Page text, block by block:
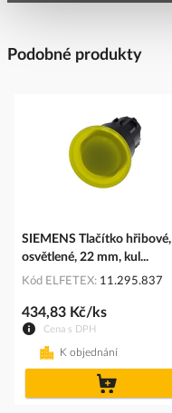
Podobné produkty
SIEMENS Tlačítko hřibové,
osvětlené, 22 mm, kul...
Kód ELFETEX 11.295.837
Cena s DPH
434,83 Kč/ks
K objednání